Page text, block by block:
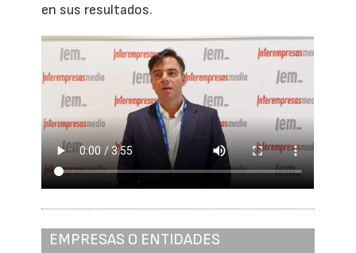
en sus resultados.
EMPRESAS O ENTIDADES